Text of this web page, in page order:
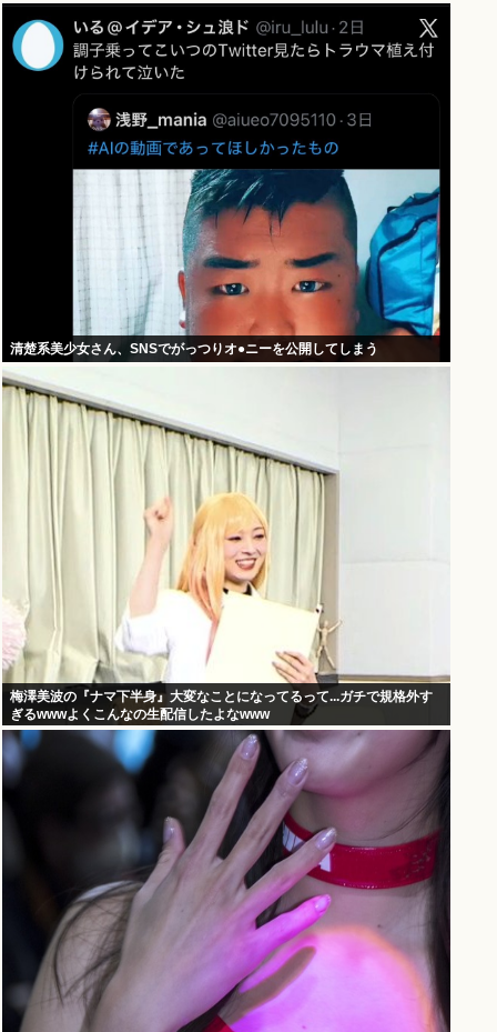
清楚系美少女さん、SNSでがっつりオ●ニーを公開してしまう
梅澤美波の『ナマ下半身』大変なことになってるって...ガチで規格外す
ぎるwwwよくこんなの生配信したよなwww